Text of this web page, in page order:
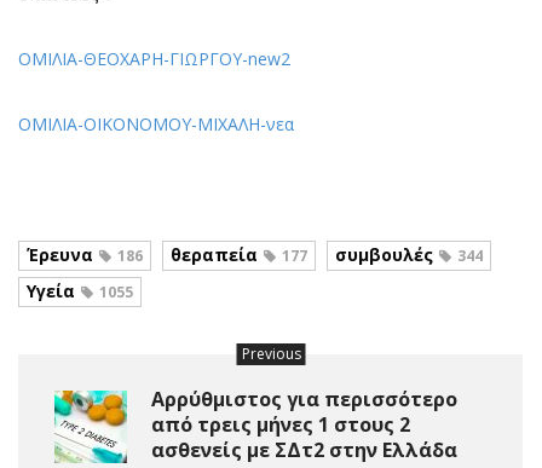
ΟΜΙΛΙΑ-ΘΕΟΧΑΡΗ-ΓΙΩΡΓΟΥ-new2
ΟΜΙΛΙΑ-ΟΙΚΟΝΟΜΟΥ-ΜΙΧΑΛΗ-νεα
Έρευνα 186 θεραπεία 177 συμβουλές 344
Υγεία 1055
Previous
Αρρύθμιστος για περισσότερο
από τρεις μήνες 1 στους 2
ασθενείς με ΣΔτ2 στην Ελλάδα